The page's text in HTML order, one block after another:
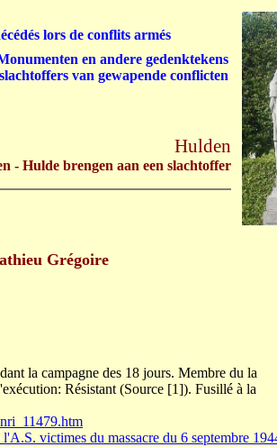
Grégoire
la campagne des 18 jours. Membre du la
Résistant (Source [1]). Fusillé à la
victimes du massacre du 6 septembre
Hulden
- Hulde brengen aan een slachtoffer
lors de conflits armés
en andere gedenktekens
van gewapende conflicten